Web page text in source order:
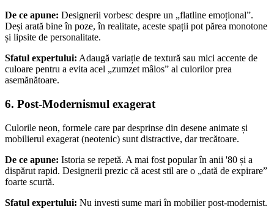
De ce apune: Designerii vorbesc despre un „flatline emoțional”.
Deși arată bine în poze, în realitate, aceste spații pot părea monotone
și lipsite de personalitate.
Sfatul expertului: Adaugă variație de textură sau mici accente de
culoare pentru a evita acel „zumzet mâlos” al culorilor prea
asemănătoare.
6. Post-Modernismul exagerat
Culorile neon, formele care par desprinse din desene animate și
mobilierul exagerat (neotenic) sunt distractive, dar trecătoare.
De ce apune: Istoria se repetă. A mai fost popular în anii '80 și a
dispărut rapid. Designerii prezic că acest stil are o „dată de expirare”
foarte scurtă.
Sfatul expertului: Nu investi sume mari în mobilier post-modernist.